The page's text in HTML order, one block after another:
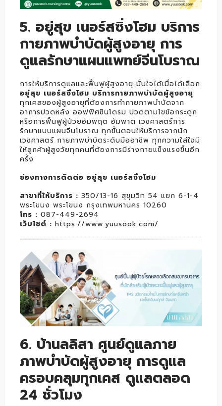
5. อยู่สุข เนอร์สซิ่งโฮม บริการ
กายภาพบำบัดผู้สูงอายุ การ
ดูแลรักษาแผนแพทย์จีนโบราณ
การให้บริการดูแลและฟื้นฟูผู้สูงอายุ มั่นใจได้เมื่อได้เลือก
อยู่สุข เนอร์สซิ่งโฮม บริการกายภาพบำบัดผู้สูงอายุ
ทุกเคสของผู้สูงอายุที่ต้องการทำกายภาพบำบัดจาก
อาการปวดหลัง ออฟฟิศซินโดรม ปวดตามไขข้อกระดูก
หรือการฟื้นฟูผู้ป่วยอัมพฤต อัมพาต เวชศาสตร์การ
รักษาแบบแผนจีนโบราณ ทุกขั้นตอนให้บริการจากนัก
เวชศาสตร์ กายภาพบำบัดระดับมืออาชีพ ทุกความใส่ใจมี
ให้ลูกค้าผู้สูงวัยทุกคนที่ต้องการมีร่างกายแข็งแรงขึ้นอีก
ครั้ง
ช่องทางการติดต่อ อยู่สุข เนอร์สซิ่งโฮม
สาขาที่ให้บริการ : 350/13-16 สุขุมวิท 54 แยก 6-1-4
พระโขนง พระโขนง กรุงเทพมหานคร 10260
โทร : 087-449-2694
เว็บไซต์ : https://www.yuusook.com/
6. บ้านลลิสา ศูนย์ดูแลภาย
ภาพบำบัดผู้สูงอายุ การดูแล
ครอบคลุมทุกเคส ดูแลตลอด
24 ชั่วโมง